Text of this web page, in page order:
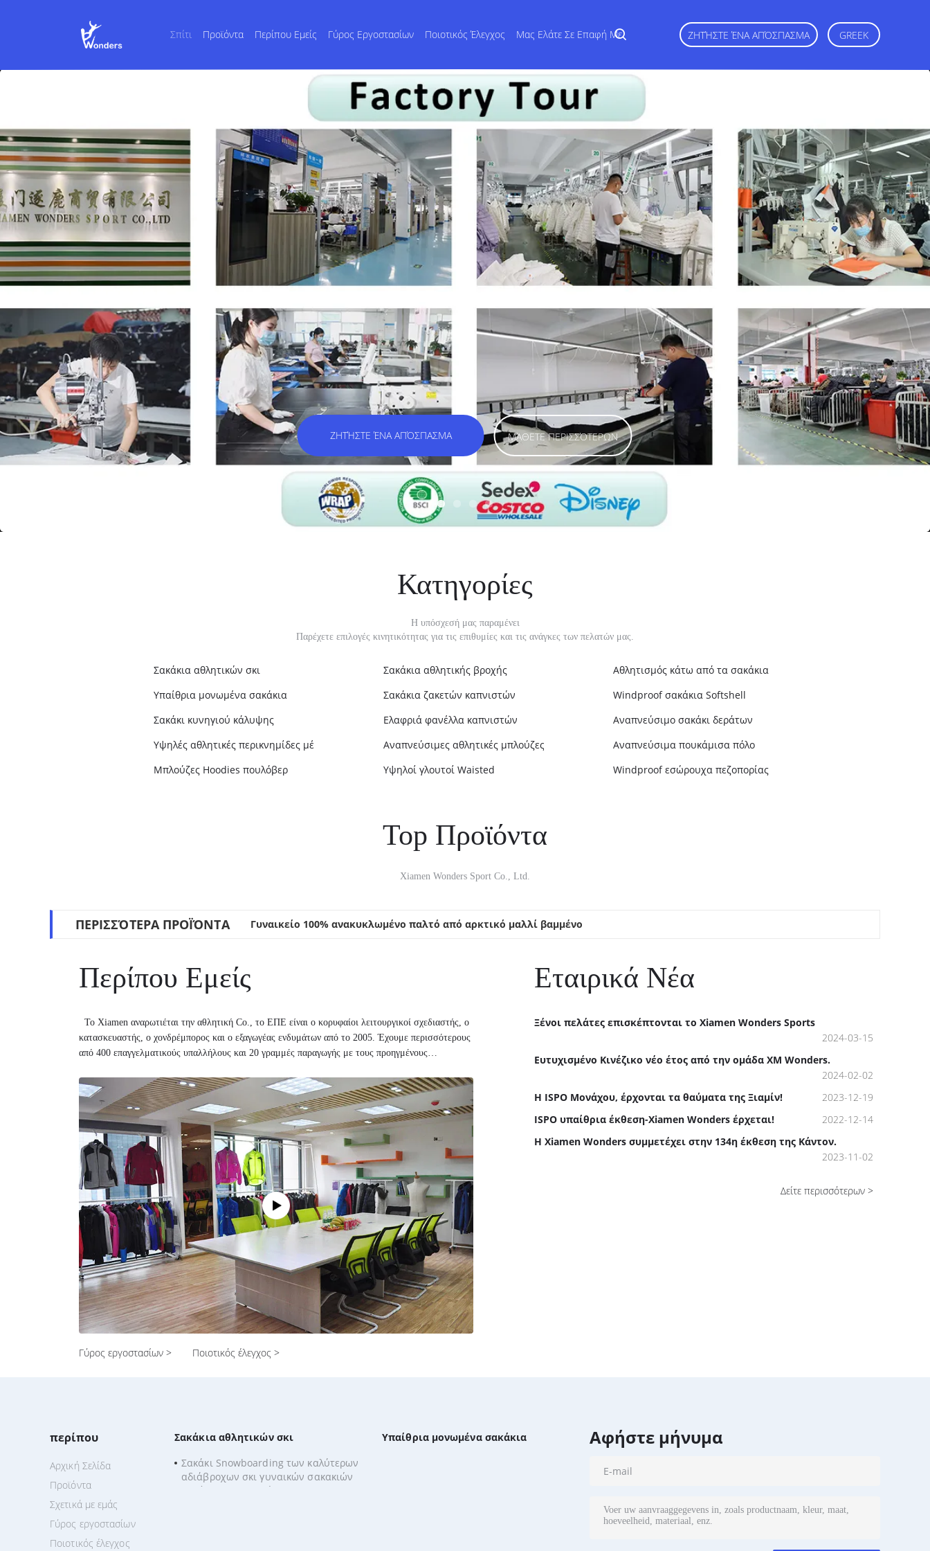
Σπίτι Προϊόντα Περίπου Εμείς Γύρος Εργοστασίων Ποιοτικός Έλεγχος Μας Ελάτε Σε Επαφή Με ΖΗΤΉΣΤΕ ΈΝΑ ΑΠΌΣΠΑΣΜΑ GREEK
ΖΗΤΉΣΤΕ ΈΝΑ ΑΠΌΣΠΑΣΜΑ ΜΆΘΕΤΕ ΠΕΡΙΣΣΌΤΕΡΩΝ
Κατηγορίες
Η υπόσχεσή μας παραμένει
Παρέχετε επιλογές κινητικότητας για τις επιθυμίες και τις ανάγκες των πελατών μας.
Σακάκια αθλητικών σκι Σακάκια αθλητικής βροχής
Αθλητισμός κάτω από τα σακάκια
Υπαίθρια μονωμένα σακάκια
Σακάκια ζακετών καπνιστών
Windproof σακάκια Softshell
Σακάκι κυνηγιού κάλυψης
Ελαφριά φανέλλα καπνιστών
Αναπνεύσιμο σακάκι δεράτων
Υψηλές αθλητικές περικνημίδες μέσης
Αναπνεύσιμες αθλητικές μπλούζες
Αναπνεύσιμα πουκάμισα πόλο
Μπλούζες Hoodies πουλόβερ
Υψηλοί γλουτοί Waisted Windproof εσώρουχα πεζοπορίας
Top Προϊόντα
Xiamen Wonders Sport Co., Ltd.
ΠΕΡΙΣΣΌΤΕΡΑ ΠΡΟΪΌΝΤΑ Γυναικείο 100% ανακυκλωμένο παλτό από αρκτικό μαλλί βαμμένο
Περίπου Εμείς
Το Xiamen αναρωτιέται την αθλητική Co., το ΕΠΕ είναι ο κορυφαίοι λειτουργικοί σχεδιαστής, ο
κατασκευαστής, ο χονδρέμπορος και ο εξαγωγέας ενδυμάτων από το 2005. Έχουμε περισσότερους
από 400 επαγγελματικούς υπαλλήλους και 20 γραμμές παραγωγής με τους προηγμένους
κατασκευασμένων στους παγκόσμιους πελάτες, όπως ο Phoenix...
Γύρος εργοστασίων > Ποιοτικός έλεγχος >
Εταιρικά Νέα
Ξένοι πελάτες επισκέπτονται το Xiamen Wonders Sports
2024-03-15
Ευτυχισμένο Κινέζικο νέο έτος από την ομάδα XM Wonders.
2024-02-02
Η ISPO Μονάχου, έρχονται τα θαύματα της Ξιαμίν!
2023-12-19
ISPO υπαίθρια έκθεση-Xiamen Wonders έρχεται!
2022-12-14
Η Xiamen Wonders συμμετέχει στην 134η έκθεση της Κάντον.
2023-11-02
Δείτε περισσότερων >
περίπου
Αρχική Σελίδα
Προϊόντα
Σχετικά με εμάς
Γύρος εργοστασίων
Ποιοτικός έλεγχος
Σακάκια αθλητικών σκι
Σακάκι Snowboarding των καλύτερων
αδιάβροχων σκι γυναικών σακακιών
υπαίθρια με τη γούνα
Υπαίθρια μονωμένα σακάκια Αφήστε μήνυμα